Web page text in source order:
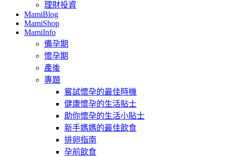
理財投資
MamiBlog
MamiShop
MamiInfo
備孕期
懷孕期
產後
專題
嘗試懷孕的最佳時機
健康懷孕的生活貼士
助你懷孕的生活小貼士
新手媽媽的最佳飲食
排卵指南
孕前飲食